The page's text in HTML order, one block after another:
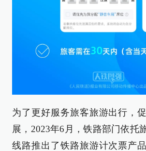
为了更好服务旅客旅游出行，
展，2023年6月，铁路部门依托
线路推出了铁路旅游计次票产